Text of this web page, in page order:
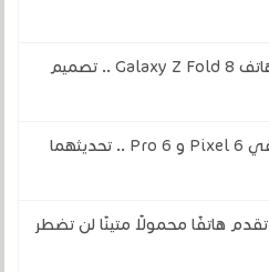
سامسونج تطلق رسميا هاتف Galaxy Z Fold 8 .. تصميم
لقد حان وقت نهاية هاتفي Pixel 6 و 6 Pro .. تحديثهما
وداعاً للأسلاك! CUBOT تقدم هاتفًا محمولًا متينًا لن تضطر